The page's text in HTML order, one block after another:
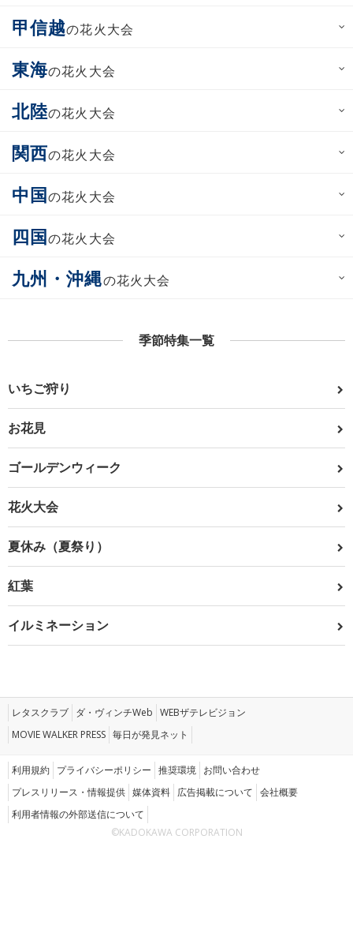
甲信越の花火大会
東海の花火大会
北陸の花火大会
関西の花火大会
中国の花火大会
四国の花火大会
九州・沖縄の花火大会
季節特集一覧
いちご狩り
お花見
ゴールデンウィーク
花火大会
夏休み（夏祭り）
紅葉
イルミネーション
レタスクラブ ダ・ヴィンチWeb WEBザテレビジョン
MOVIE WALKER PRESS 毎日が発見ネット
利用規約 プライバシーポリシー 推奨環境 お問い合わせ
プレスリリース・情報提供 媒体資料 広告掲載について 会社概要
利用者情報の外部送信について
©KADOKAWA CORPORATION